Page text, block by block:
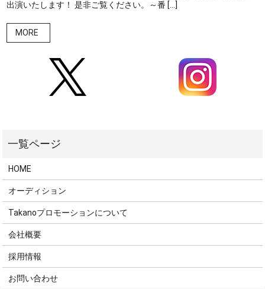
出演いたします！ 是非ご覧ください。～番 […]
MORE
HOME
オーディション
Takanoプロモーションについて
会社概要
採用情報
お問い合わせ